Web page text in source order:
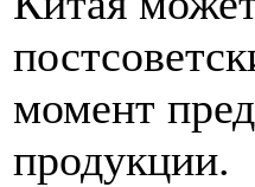
момент
продукции.